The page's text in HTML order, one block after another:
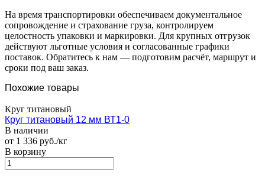
На время транспортировки обеспечиваем документальное
сопровождение и страхование груза, контролируем
целостность упаковки и маркировки. Для крупных отгрузок
действуют льготные условия и согласованные графики
поставок. Обратитесь к нам — подготовим расчёт, маршрут и
сроки под ваш заказ.
Похожие товары
Круг титановый
Круг титановый 12 мм ВТ1-0
В наличии
от 1 336 руб./кг
В корзину